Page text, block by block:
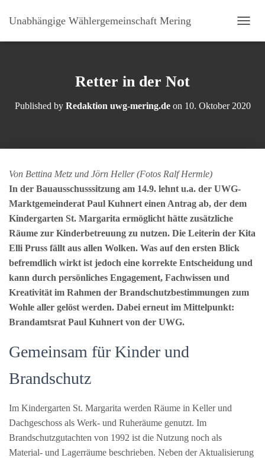
Unabhängige Wählergemeinschaft Mering
A
I
E
Retter in der Not
Published by Redaktion uwg-mering.deon 10. Oktober 2020
Von Bettina Metz und Jörn Heller (Fotos Ralf Hermle)
In der Bauausschusssitzung am 14.9. lehnt u.a. der UWG-
Marktgemeinderat Paul Kuhnert einen Antrag ab, der dem
Kindergarten St. Margarita ermöglicht hätte zusätzliche
Räume zur Kinderbetreuung zu nutzen. Die Leiterin der Kita
Elli Pruss fällt aus allen Wolken. Was auf den ersten Blick
befremdlich wirkt ist jedoch eine korrekte Entscheidung und
kann durch persönliches Engagement, Fachwissen und
Kreativität im Rahmen der Brandschutzbestimmungen zum
Wohle aller gelöst werden. Dabei erneut im Mittelpunkt:
Brandamtsrat Paul Kuhnert von der UWG.
Gemeinsam für Kinder und
Brandschutz
Im Kindergarten St. Margarita werden Räume in Keller und
Dachgeschoss als Werk- und Ruheräume genutzt. Im
Brandschutzgutachten von 1992 ist die Nutzung noch als
Material- und Lagerräume beschrieben. Neben der Aktualisierung